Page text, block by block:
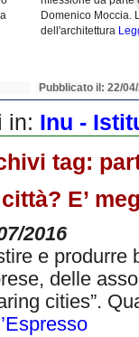
Domenico Moccia.
dell'architettura
Pubblicato il: 22/
in: Inu -
tag:
E’
2016
e produrre
delle
cities”.